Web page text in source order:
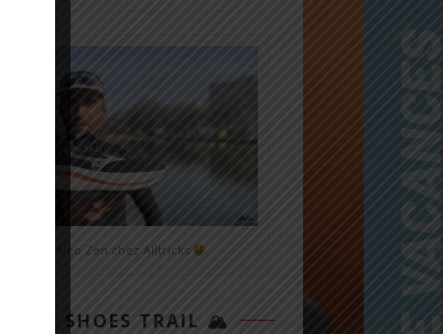
Mizuno Neo Zen chez Alltricks
TOP 3 SHOES TRAIL 🏔